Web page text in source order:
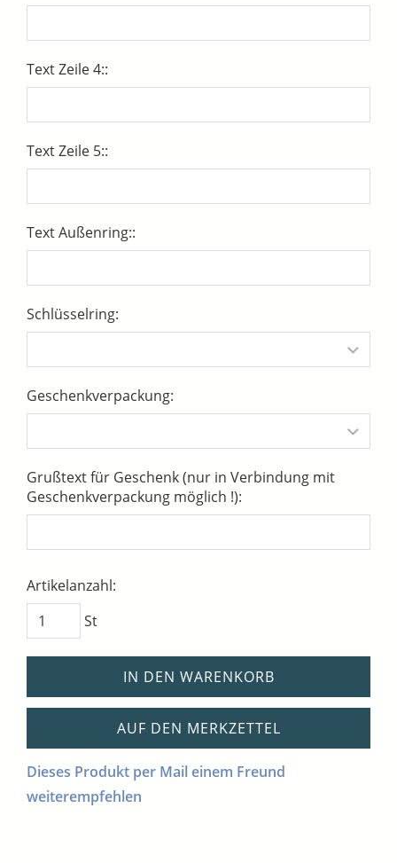
Text Zeile 4::
Text Zeile 5::
Text Außenring::
Schlüsselring:
Geschenkverpackung:
Grußtext für Geschenk (nur in Verbindung mit
Geschenkverpackung möglich !):
Artikelanzahl:
St
IN DEN WARENKORB
AUF DEN MERKZETTEL
Dieses Produkt per Mail einem Freund
weiterempfehlen